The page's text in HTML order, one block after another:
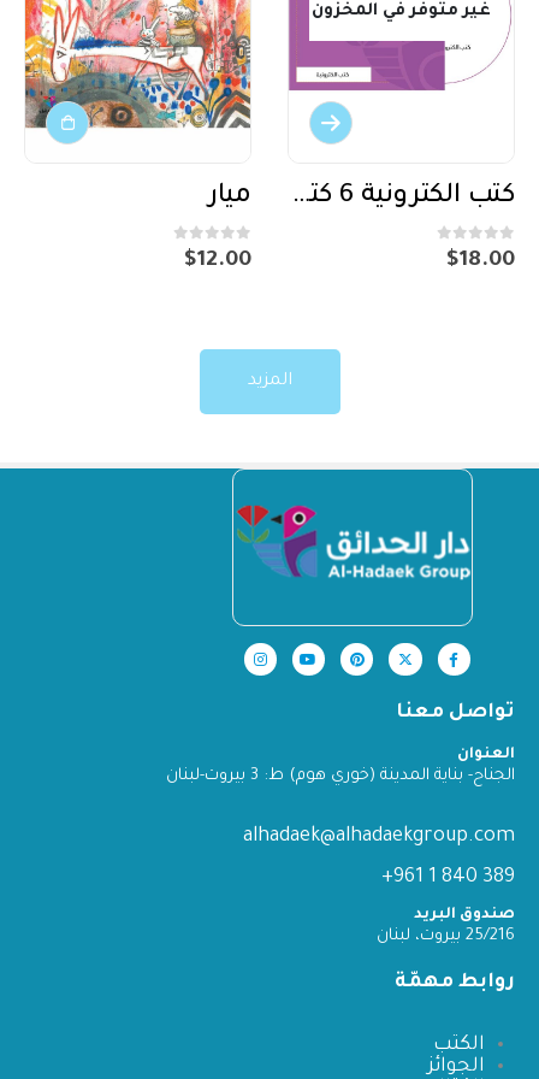
غير متوفر في المخزون
كتب الكترونية 6 كتب – DVD الصف الأول
0
out of 5
$18.00
ميار
0
out of 5
$12.00
المزيد
تواصل معنا
العنوان
الجناح- بناية المدينة (خوري هوم) ط: 3 بيروت-لبنان
alhadaek@alhadaekgroup.com
389 840 1 961+
صندوق البريد
25/216 بيروت، لبنان
روابط مهمّة
الكتب
الجوائز